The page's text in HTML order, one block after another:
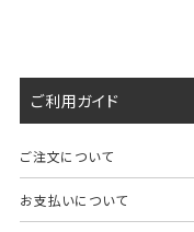
ご利用ガイド
ご注文について
お支払いについて